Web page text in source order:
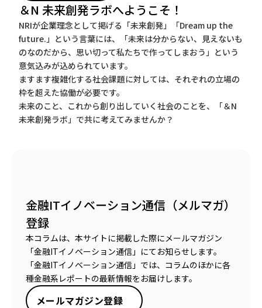
＆N 未来創発ラボへようこそ！
NRIが企業理念として掲げる「未来創発」「Dream up the
future.」という言葉には、「未来は分からない、見えないも
のなのだから、思い切って私たちで作ってしまおう」という
意気込みが込められています。
ますます複雑化する社会課題に対しては、それぞれの立場の
枠を超えた協働が必要です。
未来のこと、これから創り出していく社会のことを、「＆N
未来創発ラボ」で共に考えてみませんか？
金融ITイノベーション通信（メルマガ）
登録
本コラムは、本サイトに掲載した際にメールマガジン
「金融ITイノベーション通信」にてお知らせします。
「金融ITイノベーション通信」では、コラムのほかに各
種金融系レポートの最新情報をお届けします。
メールマガジン登録